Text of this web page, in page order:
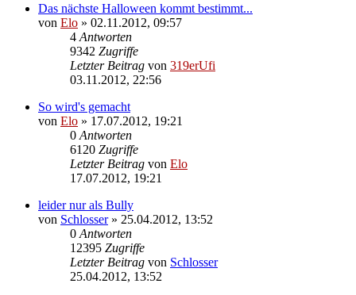
Das nächste Halloween kommt bestimmt...
von Elo » 02.11.2012, 09:57
4 Antworten
9342 Zugriffe
Letzter Beitrag von 319erUfi
03.11.2012, 22:56
So wird's gemacht
von Elo » 17.07.2012, 19:21
0 Antworten
6120 Zugriffe
Letzter Beitrag von Elo
17.07.2012, 19:21
leider nur als Bully
von Schlosser» 25.04.2012, 13:52
0 Antworten
12395 Zugriffe
Letzter Beitrag von Schlosser
25.04.2012, 13:52